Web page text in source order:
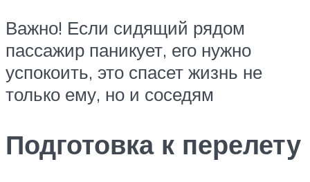
Важно! Если сидящий рядом
пассажир паникует, его нужно
успокоить, это спасет жизнь не
только ему, но и соседям
Подготовка к перелету